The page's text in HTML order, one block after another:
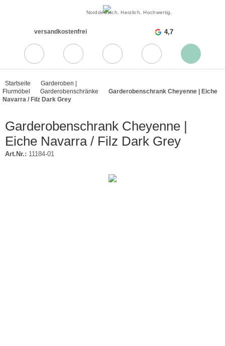
Norddeutsch. Herzlich. Hochwertig.
versandkostenfrei 4,7
Startseite
Garderoben |
Flurmöbel
Garderobenschränke
Garderobenschrank Cheyenne | Eiche
Navarra / Filz Dark Grey
Garderobenschrank Cheyenne |
Eiche Navarra / Filz Dark Grey
Art.Nr.: 11184-01